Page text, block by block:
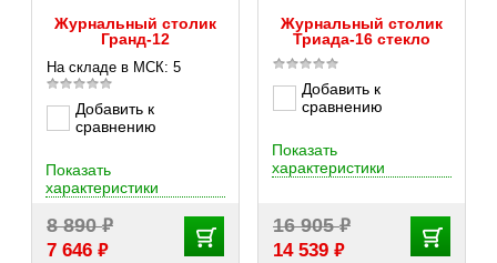
Журнальный столик
Гранд-12
На складе в МСК: 5
Добавить к
сравнению
8 890₽
7 646 ₽
Показать
характеристики
Журнальный столик
Триада-16 стекло
Добавить к
сравнению
16 905₽
14 539 ₽
Показать
характеристики